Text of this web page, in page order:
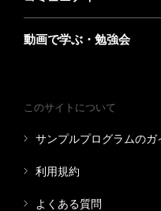
動画で学ぶ・勉強会
このサイトについて
サンプルプログラムのガ
利用規約
よくある質問